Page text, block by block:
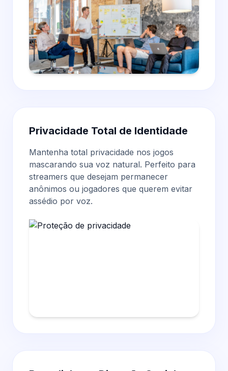
Privacidade Total de Identidade
Mantenha total privacidade nos jogos
mascarando sua voz natural. Perfeito para
streamers que desejam permanecer
anônimos ou jogadores que querem evitar
assédio por voz.